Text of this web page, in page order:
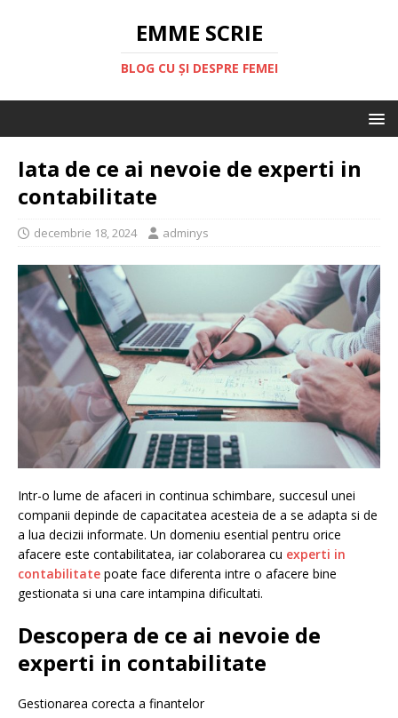
EMME SCRIE
BLOG CU ȘI DESPRE FEMEI
Iata de ce ai nevoie de experti in
contabilitate
decembrie 18, 2024 adminys
Intr-o lume de afaceri in continua schimbare, succesul unei
companii depinde de capacitatea acesteia de a se adapta si de
a lua decizii informate. Un domeniu esential pentru orice
afacere este contabilitatea, iar colaborarea cu experti in
contabilitate poate face diferenta intre o afacere bine
gestionata si una care intampina dificultati.
Descopera de ce ai nevoie de
experti in contabilitate
Gestionarea corecta a finantelor